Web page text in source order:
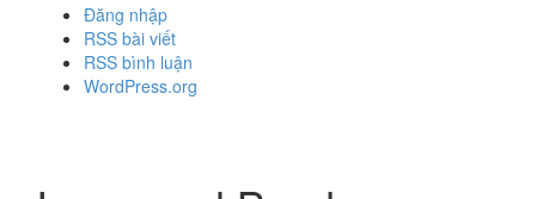
Đăng nhập
RSS bài viết
RSS bình luận
WordPress.org